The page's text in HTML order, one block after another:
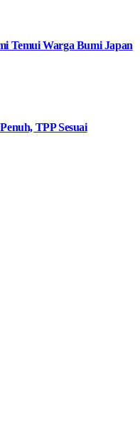
Temui Warga Bumi Japan
TPP Sesuai